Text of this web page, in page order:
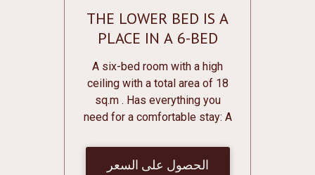
THE LOWER BED IS A
PLACE IN A 6-BED
DORMITORY ROOM
A six-bed room with a high
ceiling with a total area of 18
sq.m . Has everything you
need for a comfortable stay: A
curtains, sockets, individual
lighting and shelves for
الحصول على السعر